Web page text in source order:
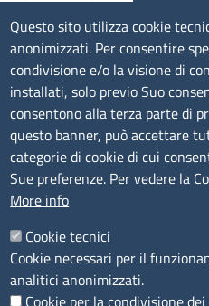
TRASPARENZA
Albo Online
Amministrazione trasparente
Bandi e concorsi
Segnalazioni Whistleblowing
Accessibilità
IBAN e pagamenti informatici
Informative privacy e cookie
Verifiche PA
Attuazione misure PNRR
Questo sito utilizza cookie
anonimizzati. Per consentire
condivisione e/o la visione di
installati, solo previo Suo
consentono alla terza parte di
questo banner, può accettare
categorie di cookie di cui
Sue preferenze. Per vedere la
More info
Cookie tecnici
Cookie necessari per il
analitici anonimizzati.
Cookie per la condivisione